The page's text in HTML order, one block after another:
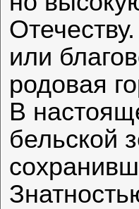
или
родовая
В
бельской